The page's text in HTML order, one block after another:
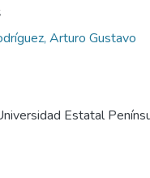
Arturo Gustavo
Estatal